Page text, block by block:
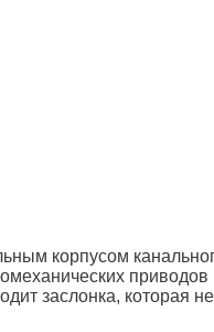
корпусом
заслонка, которая